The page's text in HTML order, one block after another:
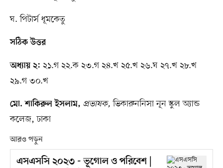
ঘ. পিটার্স ধূমকেতু
সঠিক উত্তর
অধ্যায় ২: ২১.গ ২২.ক ২৩.গ ২৪.খ ২৫.খ ২৬.ঘ ২৭.খ ২৮.খ
২৯.গ ৩০.খ
মো. শাকিরুল ইসলাম, প্রভাষক, ভিকারুননিসা নূন স্কুল অ্যান্ড
কলেজ, ঢাকা
আরও পড়ুন
এসএসসি ২০২৩ - ভূগোল ও পরিবেশ |